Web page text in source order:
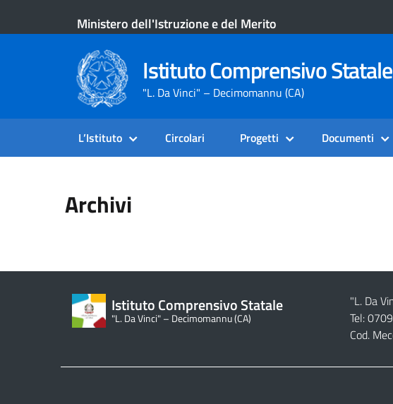
Ministero dell'Istruzione e del Merito
Istituto Comprensivo Statale
"L. Da Vinci" – Decimomannu (CA)
L’Istituto Circolari Progetti Documenti
Archivi
Istituto Comprensivo Statale
"L. Da Vinci" – Decimomannu (CA)
"L. Da
Tel:
Cod.